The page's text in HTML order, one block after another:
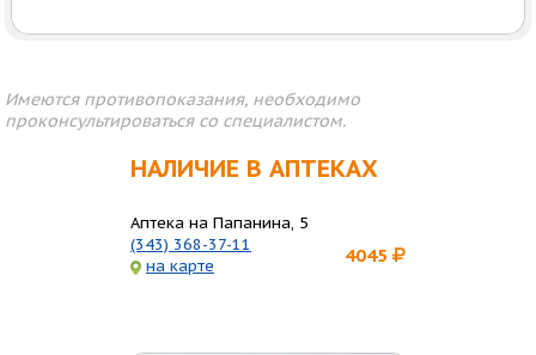
Имеются противопоказания, необходимо
проконсультироваться со специалистом.
НАЛИЧИЕ В АПТЕКАХ
Аптека на Папанина, 5
(343) 368-37-11
на карте
4045